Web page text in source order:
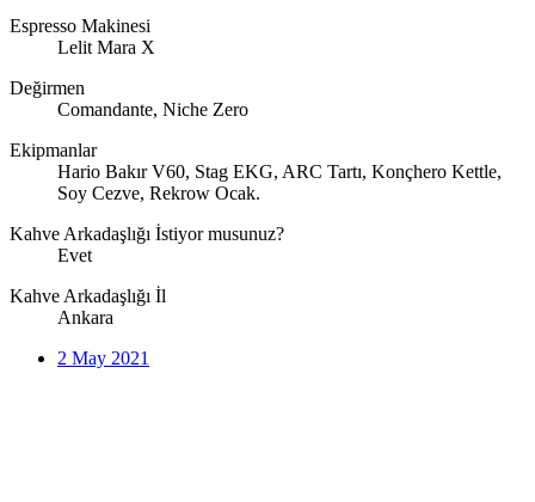
Espresso Makinesi
Lelit Mara X
Değirmen
Comandante, Niche Zero
Ekipmanlar
Hario Bakır V60, Stag EKG, ARC Tartı, Konçhero Kettle,
Soy Cezve, Rekrow Ocak.
Kahve Arkadaşlığı İstiyor musunuz?
Evet
Kahve Arkadaşlığı İl
Ankara
2 May 2021